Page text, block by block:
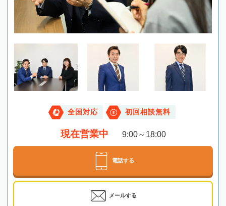
全国対応 初回相談無料
現在営業中 9:00～18:00
電話する
メールする